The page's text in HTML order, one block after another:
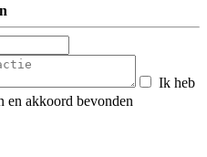
Ik heb
en akkoord bevonden